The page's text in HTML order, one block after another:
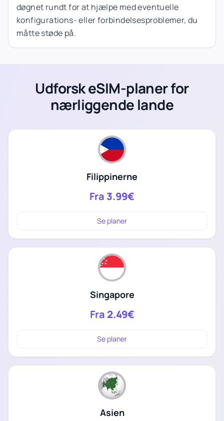
døgnet rundt for at hjælpe med eventuelle
konfigurations- eller forbindelsesproblemer, du
måtte støde på.
Udforsk eSIM-planer for
nærliggende lande
Filippinerne
Fra 3.99€
Se planer
Singapore
Fra 2.49€
Se planer
Asien